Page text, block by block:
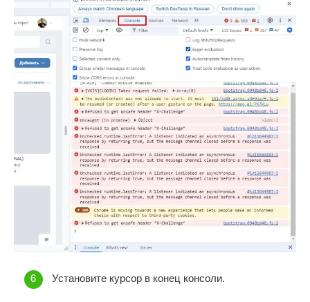
Установите курсор в конец консоли.